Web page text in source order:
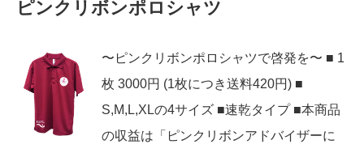
ピンクリボンポロシャツ
〜ピンクリボンポロシャツで啓発を〜 ■ 1
枚 3000円 (1枚につき送料420円) ■
S,M,L,XLの4サイズ ■速乾タイプ ■本商品
の収益は「ピンクリボンアドバイザーに